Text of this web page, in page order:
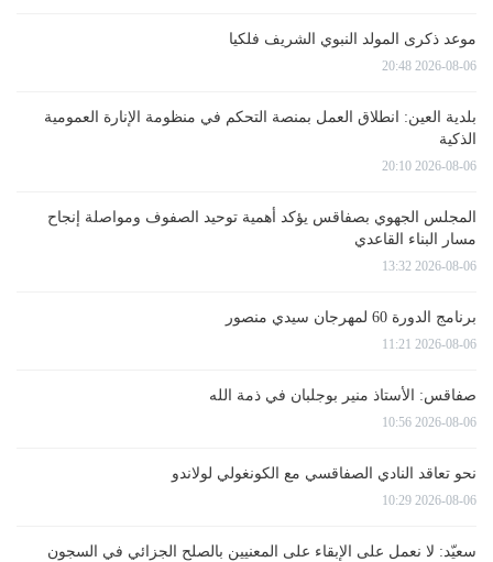
موعد ذكرى المولد النبوي الشريف فلكيا
2026-08-06 20:48
بلدية العين: انطلاق العمل بمنصة التحكم في منظومة الإنارة العمومية
الذكية
2026-08-06 20:10
المجلس الجهوي بصفاقس يؤكد أهمية توحيد الصفوف ومواصلة إنجاح
مسار البناء القاعدي
2026-08-06 13:32
برنامج الدورة 60 لمهرجان سيدي منصور
2026-08-06 11:21
صفاقس: الأستاذ منير بوجلبان في ذمة الله
2026-08-06 10:56
نحو تعاقد النادي الصفاقسي مع الكونغولي لولاندو
2026-08-06 10:29
سعيّد: لا نعمل على الإبقاء على المعنيين بالصلح الجزائي في السجون